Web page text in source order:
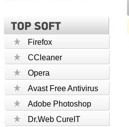
Firefox
CCleaner
Opera
Avast Free Antivirus
Adobe Photoshop
Dr.Web CureIT